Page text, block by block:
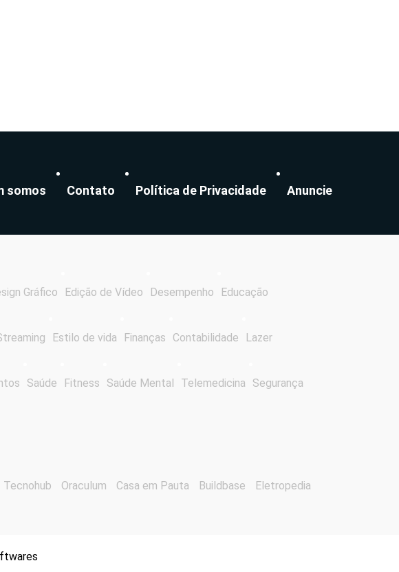
somos Contato Política de Privacidade Anuncie
Gráfico Edição de Vídeo Desempenho Educação
Estilo de vida Finanças Contabilidade Lazer
Saúde Fitness Saúde Mental Telemedicina Segurança
Tecnohub Oraculum Casa em Pauta Buildbase Eletropedia